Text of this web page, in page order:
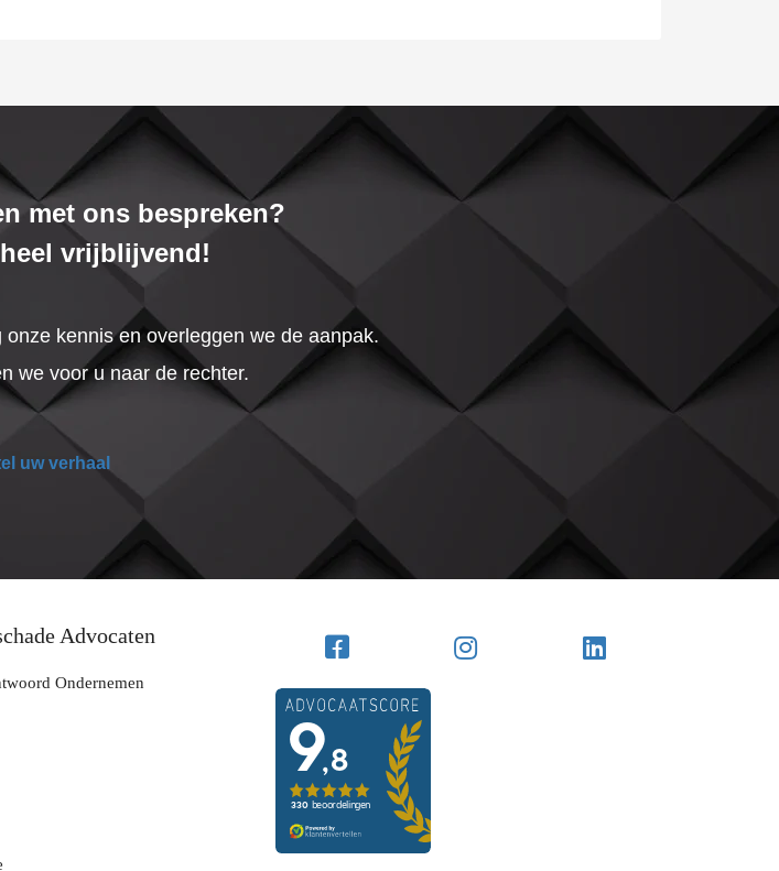
met ons bespreken?
vrijblijvend!
kennis en overleggen we de aanpak.
we voor u naar de rechter.
uw verhaal
Advocaten
Ondernemen